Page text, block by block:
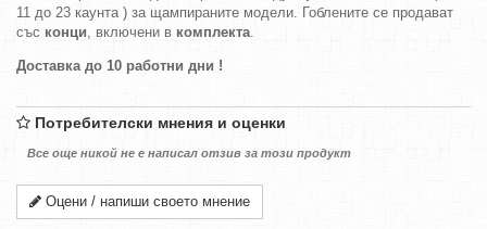
11 до 23 каунта ) за щампираните модели. Гоблените се продават
със конци, включени в комплекта.
Доставка до 10 работни дни !
Потребителски мнения и оценки
Все още никой не е написал отзив за този продукт
Оцени / напиши своето мнение